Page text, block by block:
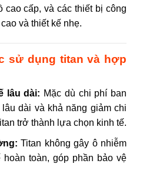
cao cấp, và các thiết bị công
và thiết kế nhẹ.
sử dụng titan và hợp
lâu dài: Mặc dù chi phí ban
dài và khả năng giảm chi
trở thành lựa chọn kinh tế.
Titan không gây ô nhiễm
toàn, góp phần bảo vệ